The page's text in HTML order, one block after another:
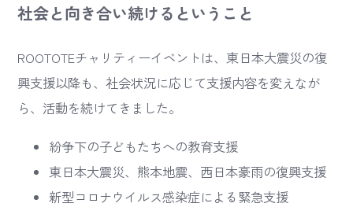
社会と向き合い続けるということ
ROOTOTEチャリティーイベントは、東日本大震災の復
興支援以降も、社会状況に応じて支援内容を変えなが
ら、活動を続けてきました。
紛争下の子どもたちへの教育支援
東日本大震災、熊本地震、西日本豪雨の復興支援
新型コロナウイルス感染症による緊急支援